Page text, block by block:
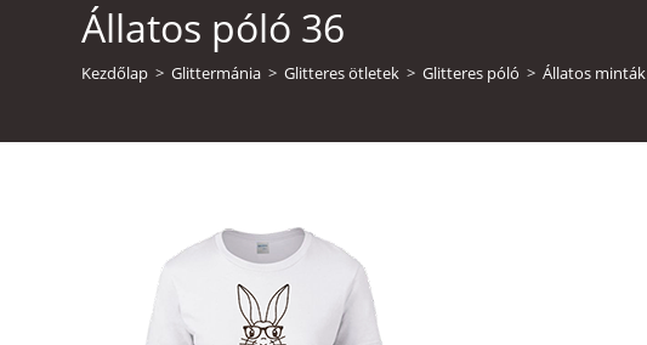
Állatos póló 36
Kezdőlap > Glittermánia > Glitteres ötletek > Glitteres póló > Állatos minták